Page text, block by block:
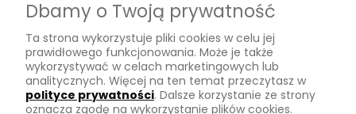
Płatności
Zwroty
Tu mnie znajdziesz
Kontakt
Dbamy o Twoją prywatność
Ta strona wykorzystuje pliki cookies w celu jej
prawidłowego funkcjonowania. Może je także
wykorzystywać w celach marketingowych lub
analitycznych. Więcej na ten temat przeczytasz w
polityce prywatności. Dalsze korzystanie ze strony
oznacza zgodę na wykorzystanie plików cookies.